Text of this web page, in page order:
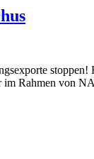
Rahmen von